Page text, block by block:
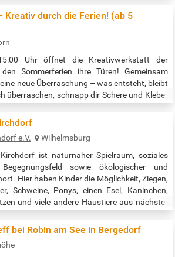
Kreativ durch die Ferien! (ab 5
Uhr öffnet die Kreativwerkstatt der
Sommerferien ihre Türen! Gemeinsam
neue Überraschung – was entsteht, bleibt
überraschen, schnapp dir Schere und Kleber
15:00 - 16:00 Uhr Quelle:…
e.V.
Wilhelmsburg
ist naturnaher Spielraum, soziales
sowie ökologischer und
Hier haben Kinder die Möglichkeit, Ziegen,
Schweine, Ponys, einen Esel, Kaninchen,
und viele andere Haustiere aus nächster
und Familien ist kostenfrei |…
bei Robin am See in Bergedorf